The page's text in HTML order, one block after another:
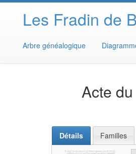
Les Fradin de
Arbre généalogique
Acte
Détails Familles